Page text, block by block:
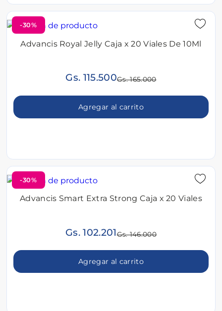
-30%
Advancis Royal Jelly Caja x 20 Viales De 10Ml
Gs. 115.500Gs. 165.000
Agregar al carrito
-30%
Advancis Smart Extra Strong Caja x 20 Viales
Gs. 102.201Gs. 146.000
Agregar al carrito